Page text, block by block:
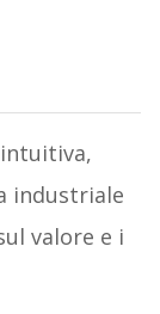
industriale
valore e i